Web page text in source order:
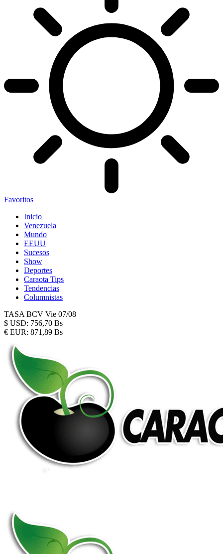
Favoritos
Inicio
Venezuela
Mundo
EEUU
Sucesos
Show
Deportes
Caraota Tips
Tendencias
Columnistas
TASA BCV Vie 07/08
$ USD: 756,70 Bs
€ EUR: 871,89 Bs